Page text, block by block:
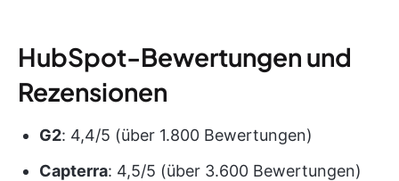
HubSpot-Bewertungen und
Rezensionen
G2: 4,4/5 (über 1.800 Bewertungen)
Capterra: 4,5/5 (über 3.600 Bewertungen)